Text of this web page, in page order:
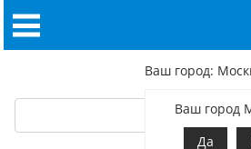
Ваш город:
Ваш город
Да